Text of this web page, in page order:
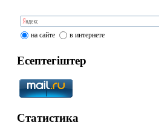
на сайте в интернете
Есептегіштер
Статистика